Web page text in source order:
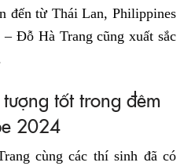
đến từ Thái Lan, Philippines
Đỗ Hà Trang cũng xuất sắc
tốt trong đêm
2024
cùng các thí sinh đã có